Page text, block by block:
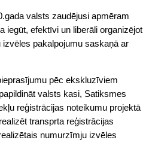
valsts zaudējusi apmēram
iegūt, efektīvi un liberāli organizējot
pakalpojumu saskaņā ar
pēc ekskluzīviem
valsts kasi, Satiksmes
reģistrācijas noteikumu projektā
transprta reģistrācijas
numurzīmju izvēles